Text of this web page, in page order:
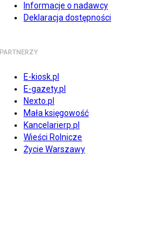
Informacje o nadawcy
Deklaracja dostępności
PARTNERZY
E-kiosk.pl
E-gazety.pl
Nexto.pl
Mała księgowość
Kancelarierp.pl
Wieści Rolnicze
Życie Warszawy